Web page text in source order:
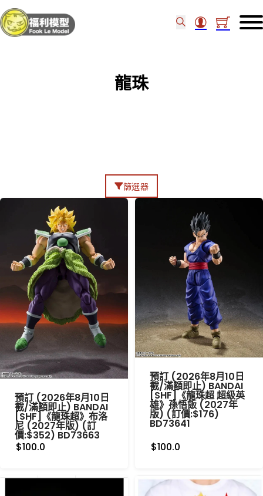
龍珠
篩選器
預訂 (2026年8月10日
截/滿額即止) BANDAI
[SHF]《龍珠超》布洛
尼 (2027年版) (訂
價:$352) BD73663
$100.0
預訂 (2026年8月10日
截/滿額即止) BANDAI
[SHF]《龍珠超 超級英
雄》孫悟飯 (2027年
版) (訂價:$176)
BD73641
$100.0